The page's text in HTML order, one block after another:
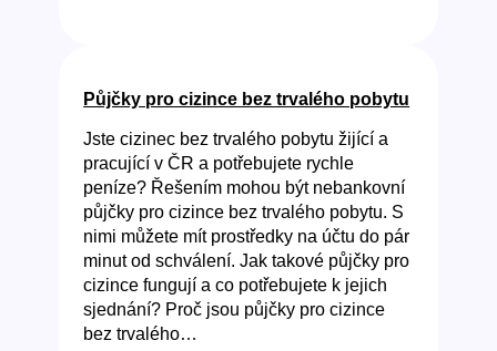
Půjčky pro cizince bez trvalého pobytu
Jste cizinec bez trvalého pobytu žijící a
pracující v ČR a potřebujete rychle
peníze? Řešením mohou být nebankovní
půjčky pro cizince bez trvalého pobytu. S
nimi můžete mít prostředky na účtu do pár
minut od schválení. Jak takové půjčky pro
cizince fungují a co potřebujete k jejich
sjednání? Proč jsou půjčky pro cizince
bez trvalého…